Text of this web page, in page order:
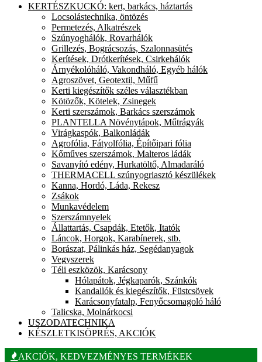
KERTÉSZKUCKÓ: kert, barkács, háztartás
Locsolástechnika, öntözés
Permetezés, Alkatrészek
Szúnyoghálók, Rovarhálók
Grillezés, Bográcsozás, Szalonnasütés
Kerítések, Drótkerítések, Csirkehálók
Árnyékolóháló, Vakondháló, Egyéb hálók
Agroszövet, Geotextil, Műfű
Kerti kiegészítők széles választékban
Kötözők, Kötelek, Zsinegek
Kerti szerszámok, Barkács szerszámok
PLANTELLA Növénytápok, Műtrágyák
Virágkaspók, Balkonládák
Agrofólia, Fátyolfólia, Építőipari fólia
Kőműves szerszámok, Malteros ládák
Savanyító edény, Hurkatöltő, Almadaráló
THERMACELL szúnyogriasztó készülékek
Kanna, Hordó, Láda, Rekesz
Zsákok
Munkavédelem
Szerszámnyelek
Állattartás, Csapdák, Etetők, Itatók
Láncok, Horgok, Karabínerek, stb.
Borászat, Pálinkás ház, Segédanyagok
Vegyszerek
Téli eszközök, Karácsony
Hólapátok, Jégkaparók, Szánkók
Kandallók és kiegészítők, Füstcsövek
Karácsonyfatalp, Fenyőcsomagoló háló
Talicska, Molnárkocsi
USZODATECHNIKA
KÉSZLETKISÖPRÉS, AKCIÓK
AKCIÓK, KEDVEZMÉNYES TERMÉKEK